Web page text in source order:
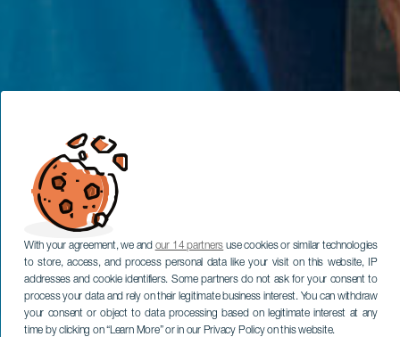
With your agreement, we and our 14 partners use cookies or similar technologies
to store, access, and process personal data like your visit on this website, IP
addresses and cookie identifiers. Some partners do not ask for your consent to
process your data and rely on their legitimate business interest. You can withdraw
your consent or object to data processing based on legitimate interest at any
time by clicking on “Learn More” or in our Privacy Policy on this website.